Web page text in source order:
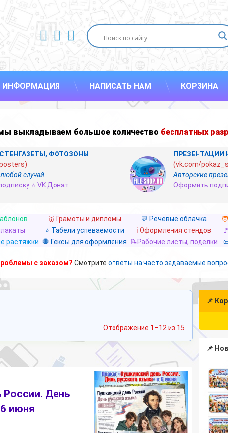
ВКонтакте
YouTube
E-mail
ИНФОРМАЦИЯ НАПИСАТЬ НАМ КОРЗИНА
выкладываем большое количество бесплатных
ФОТОЗОНЫ
случай.
⭐ VK Донат
ПРЕЗЕНТАЦИИ
(vk.com/
Авторские
Оформить
🥇 Грамоты и дипломы 💬 Речевые облачка
⭐ Табели успеваемости ℹ️ Оформления стендов
растяжки 🛑 Гексы для оформления 📝Рабочие листы, поделки
с заказом? Смотрите ответы на часто задаваемые
Отображение 1–12 из 15 Сортировка:
самые
недавние
России. День
6 июня
📌
📌